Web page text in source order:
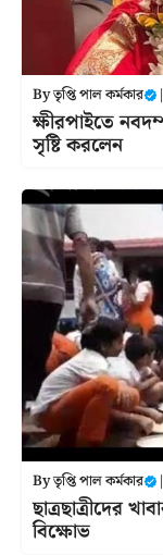
Byতৃপ্তি পাল কর্মকার |
ক্ষীরপাইতে
সৃষ্টি করলেন
Byতৃপ্তি পাল কর্মকার |
ছাত্রছাত্রীদের
বিক্ষোভ